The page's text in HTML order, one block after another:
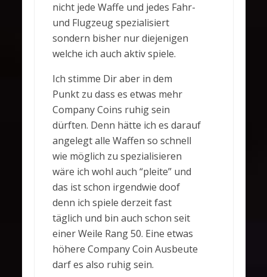
nicht jede Waffe und jedes Fahr-
und Flugzeug spezialisiert
sondern bisher nur diejenigen
welche ich auch aktiv spiele.
Ich stimme Dir aber in dem
Punkt zu dass es etwas mehr
Company Coins ruhig sein
dürften. Denn hätte ich es darauf
angelegt alle Waffen so schnell
wie möglich zu spezialisieren
wäre ich wohl auch “pleite” und
das ist schon irgendwie doof
denn ich spiele derzeit fast
täglich und bin auch schon seit
einer Weile Rang 50. Eine etwas
höhere Company Coin Ausbeute
darf es also ruhig sein.